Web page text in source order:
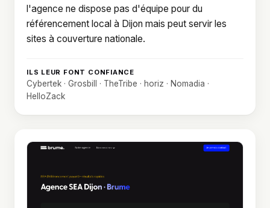
l'agence ne dispose pas d'équipe pour du
référencement local à Dijon mais peut servir les
sites à couverture nationale.
ILS LEUR FONT CONFIANCE
Cybertek · Grosbill · TheTribe · horiz · Nomadia ·
HelloZack